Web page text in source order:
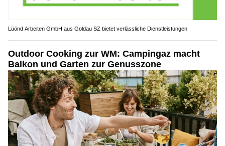
Lüönd Arbeiten GmbH aus Goldau SZ bietet verlässliche Dienstleistungen
Outdoor Cooking zur WM: Campingaz macht
Balkon und Garten zur Genusszone